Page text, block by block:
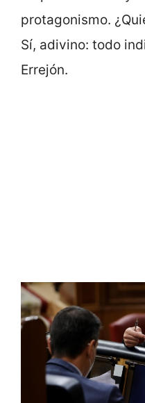
protagonismo.
Sí, adivino: todo
Errejón.